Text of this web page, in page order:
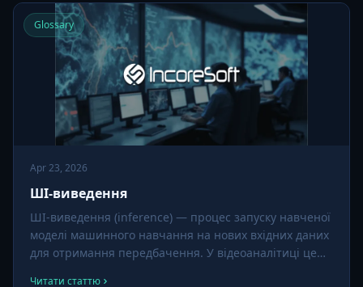
Glossary
Apr 23, 2026
ШІ-виведення
ШІ-виведення (inference) — процес запуску навченої
моделі машинного навчання на нових вхідних даних
для отримання передбачення. У відеоаналітиці це
Читати статтю